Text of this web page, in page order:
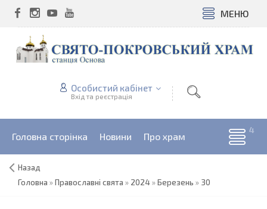
МЕНЮ
Особистий кабінет
Вхід та реєстрація
Головна сторінка Новини Про храм
Назад
Головна »Православні свята » 2024»Березень » 30